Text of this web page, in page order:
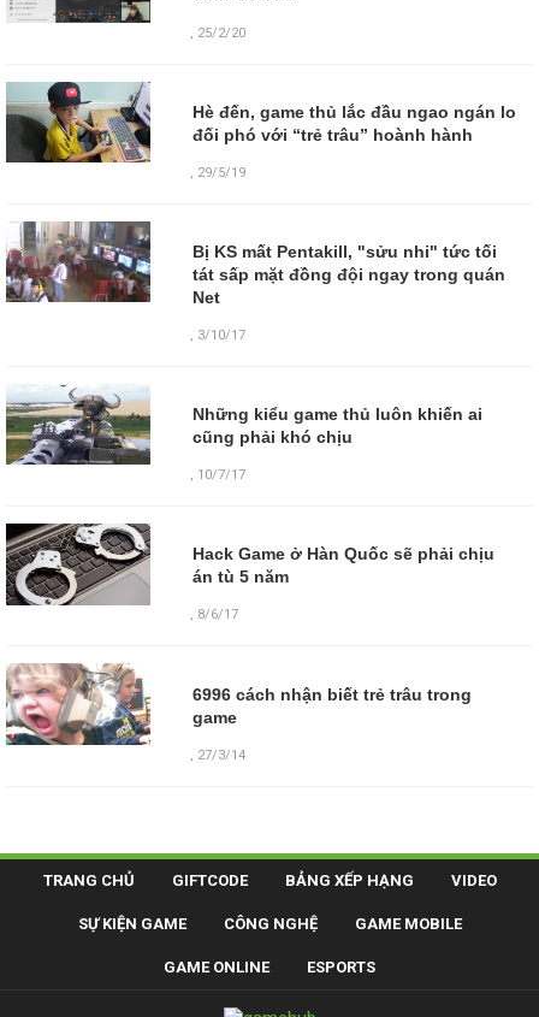
25/2/20
Hè đến, game thủ lắc đầu ngao ngán lo
đối phó với “trẻ trâu” hoành hành
, 29/5/19
Bị KS mất Pentakill, "sửu nhi" tức tối
tát sấp mặt đồng đội ngay trong quán
Net
, 3/10/17
Những kiểu game thủ luôn khiến ai
cũng phải khó chịu
, 10/7/17
Hack Game ở Hàn Quốc sẽ phải chịu
án tù 5 năm
, 8/6/17
6996 cách nhận biết trẻ trâu trong
game
, 27/3/14
TRANG CHỦ GIFTCODE BẢNG XẾP HẠNG VIDEO
SỰ KIỆN GAME CÔNG NGHỆ GAME MOBILE
GAME ONLINE ESPORTS